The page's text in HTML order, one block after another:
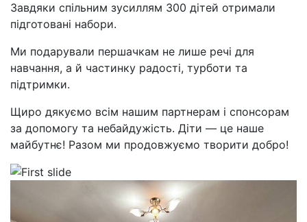
Завдяки спільним зусиллям 300 дітей отримали
підготовані набори.
Ми подарували першачкам не лише речі для
навчання, а й частинку радості, турботи та
підтримки.
Щиро дякуємо всім нашим партнерам і спонсорам
за допомогу та небайдужість. Діти — це наше
майбутнє! Разом ми продовжуємо творити добро!